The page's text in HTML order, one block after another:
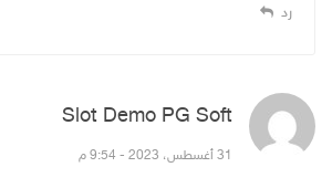
رد
Slot Demo PG Soft
31 أغسطس، 2023 - 9:54 م